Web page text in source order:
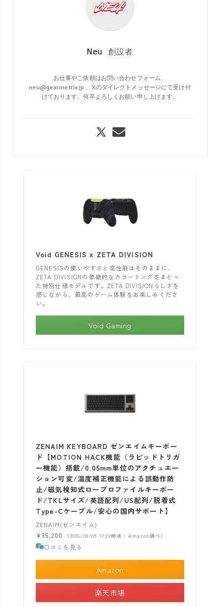
Neu 創設者
お仕事やご依頼はお問い合わせフォーム、
neu@gearmetrix.jp 、Xのダイレクトメッセージにて受け付
けております。何卒よろしくお願い申し上げます。
Void GENESIS x ZETA DIVISION
GENESISの使いやすさと高性能はそのままに、
ZETA DIVISIONの象徴的なカラーリングをまとっ
た特別仕様モデルです。ZETA DIVISIONらしさを
感じながら、最高のゲーム体験をお楽しみくださ
い。
Void Gaming
ZENAIM KEYBOARD ゼンエイムキーボー
ド【MOTION HACK機能（ラピッドトリガ
ー機能）搭載/0.05mm単位のアクチュエー
ション可変/温度補正機能による誤動作防
止/磁気検知式ロープロファイルキーボー
ド/TKLサイズ/英語配列/US配列/脱着式
Type-Cケーブル/安心の国内サポート】
ZENAIM(ゼンエイム)
¥35,200
（2026/08/05 17:22時点 | Amazon調べ）
口コミを見る
Amazon
楽天市場